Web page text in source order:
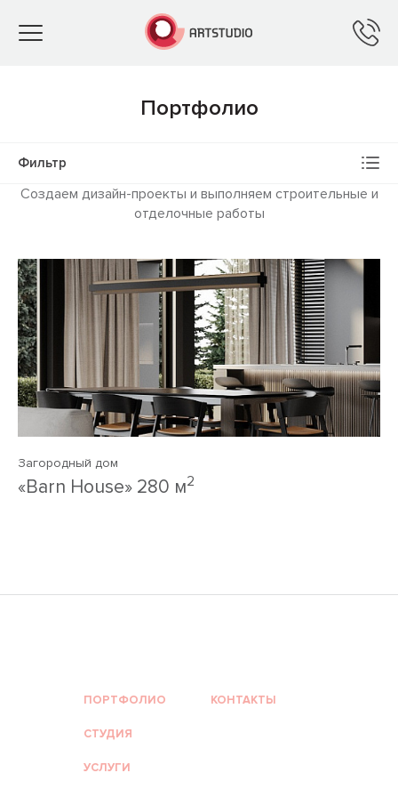
Toggle
Портфолио
Фильтр
Создаем дизайн-проекты и выполняем строительные и
отделочные работы
Загородный дом
«Barn House» 280 м2
ПОРТФОЛИО
СТУДИЯ
УСЛУГИ
КОНТАКТЫ